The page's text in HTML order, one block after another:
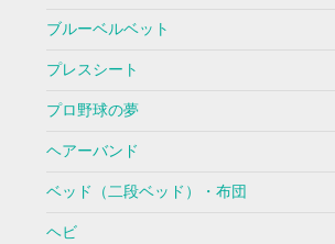
ブルーベルベット
プレスシート
プロ野球の夢
ヘアーバンド
ベッド（二段ベッド）・布団
ヘビ